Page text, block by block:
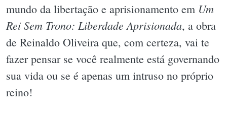
mundo da libertação e aprisionamento em Um
Rei Sem Trono: Liberdade Aprisionada, a obra
de Reinaldo Oliveira que, com certeza, vai te
fazer pensar se você realmente está governando
sua vida ou se é apenas um intruso no próprio
reino!